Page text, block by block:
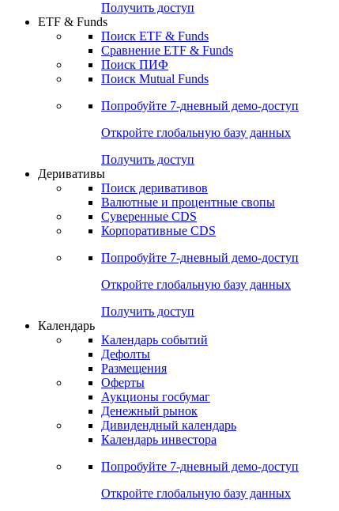
Получить доступ
ETF & Funds
Поиск ETF & Funds
Сравнение ETF & Funds
Поиск ПИФ
Поиск Mutual Funds
Попробуйте 7-дневный демо-доступ
Откройте глобальную базу данных
Получить доступ
Деривативы
Поиск деривативов
Валютные и процентные свопы
Суверенные CDS
Корпоративные CDS
Попробуйте 7-дневный демо-доступ
Откройте глобальную базу данных
Получить доступ
Календарь
Календарь событий
Дефолты
Размещения
Оферты
Аукционы госбумаг
Денежный рынок
Дивидендный календарь
Календарь инвестора
Попробуйте 7-дневный демо-доступ
Откройте глобальную базу данных